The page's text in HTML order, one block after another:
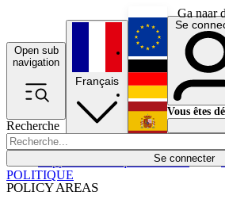
Ga naar
Open sub
navigation
Recherche
Se connecter
POLICY AREAS
Économie
Français
English
Deutsch
Español
Se
Vous êtes
POLITIQUE